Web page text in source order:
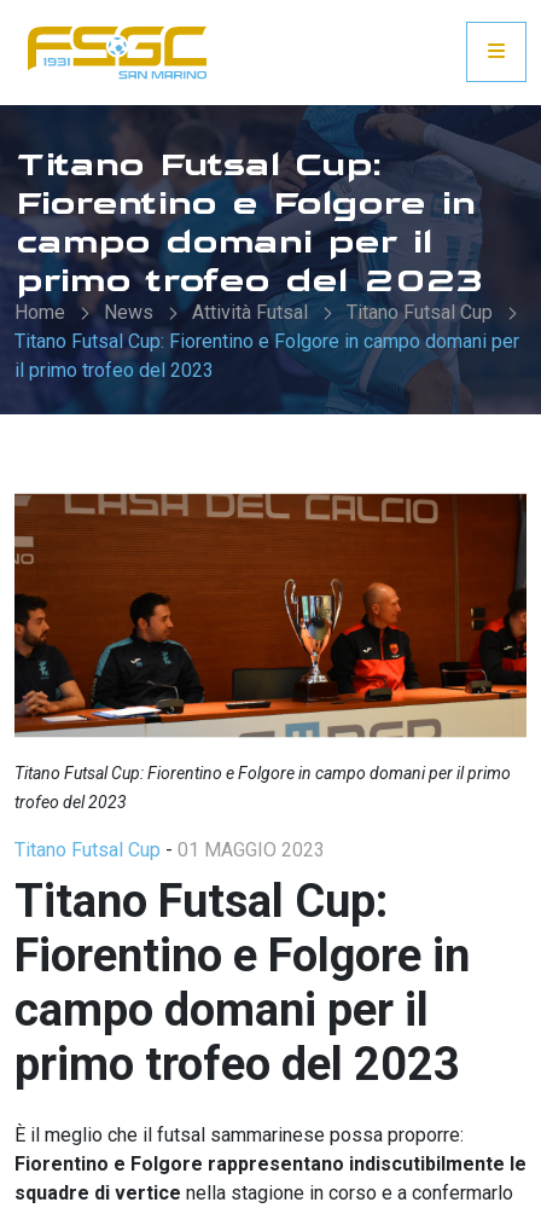
Titano Futsal Cup:
Fiorentino e Folgore in
campo domani per il
primo trofeo del 2023
Home News Attività Futsal
Titano Futsal Cup
Titano Futsal Cup: Fiorentino e Folgore in campo domani per
il primo trofeo del 2023
Titano Futsal Cup: Fiorentino e Folgore in campo domani per il primo
trofeo del 2023
Titano Futsal Cup - 01 MAGGIO 2023
Titano Futsal Cup:
Fiorentino e Folgore in
campo domani per il
primo trofeo del 2023
È il meglio che il futsal sammarinese possa proporre:
Fiorentino e Folgore rappresentano indiscutibilmente le
squadre di vertice nella stagione in corso e a confermarlo